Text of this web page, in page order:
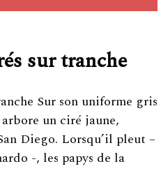
sur tranche
Sur son uniforme gris
un ciré jaune,
Diego. Lorsqu’il pleut –
-, les papys de la